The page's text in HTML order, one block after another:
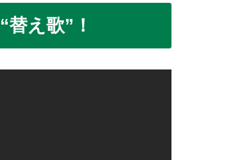
え歌”！